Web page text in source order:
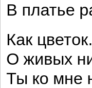
В платье
Как
О живых
Ты ко мне